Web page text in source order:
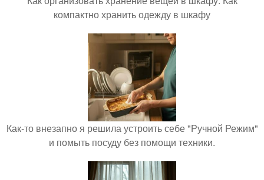
компактно хранить одежду в шкафу
Как-то внезапно я решила устроить себе "Ручной Режим"
и помыть посуду без помощи техники.